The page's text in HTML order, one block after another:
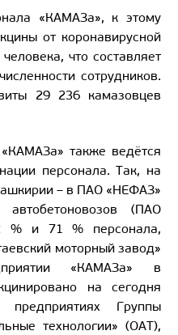
«КАМАЗа», к этому
от коронавирусной
что составляет
сотрудников.
29 236 камазовцев
также ведётся
персонала. Так, на
– в ПАО «НЕФАЗ»
(ПАО
% и 71 % персонала,
моторный завод»
«КАМАЗа» в
на сегодня
Группы
технологии» (ОАТ),